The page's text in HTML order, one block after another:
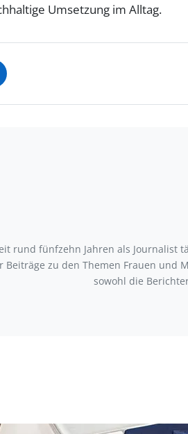
Umsetzung im Alltag.
rund fünfzehn Jahren als
Beiträge zu den Themen Frauen
sowohl die